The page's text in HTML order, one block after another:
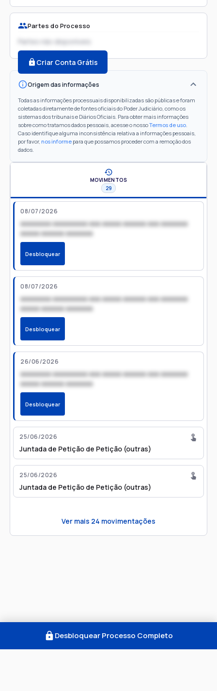
Partes do Processo
Partes não disponíveis
Criar Conta Grátis
Origem das informações
Todas as informações processuais disponibilizadas são públicas e foram
coletadas diretamente de fontes oficiais do Poder Judiciário, como os
sistemas dos tribunais e Diários Oficiais. Para obter mais informações
sobre como tratamos dados pessoais, acesse o nossoTermos de uso.
Caso identifique alguma inconsistência relativa a informações pessoais,
por favor, nos informe para que possamos proceder com a remoção dos
dados.
MOVIMENTOS
29
08/07/2026
xxxxxxxx xxxxxxxxx xxx xxxxx xxxxxx xxx xxxxxxx
xxxxx xxxxxx xxxxxxx
Desbloquear
08/07/2026
xxxxxxxx xxxxxxxxx xxx xxxxx xxxxxx xxx xxxxxxx
xxxxx xxxxxx xxxxxxx
Desbloquear
26/06/2026
xxxxxxxx xxxxxxxxx xxx xxxxx xxxxxx xxx xxxxxxx
xxxxx xxxxxx xxxxxxx
Desbloquear
25/06/2026
Juntada de Petição de Petição (outras)
25/06/2026
Juntada de Petição de Petição (outras)
Ver mais 24 movimentações
Desbloquear Processo Completo